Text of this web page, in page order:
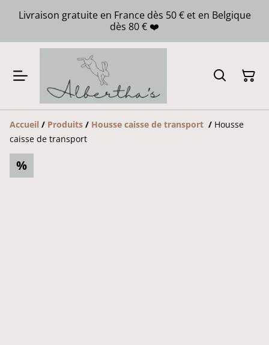
Livraison gratuite en France dès 50 € et en Belgique
dès 80 € ❤️
Accueil / Produits / Housse caisse de transport / Housse
caisse de transport
%